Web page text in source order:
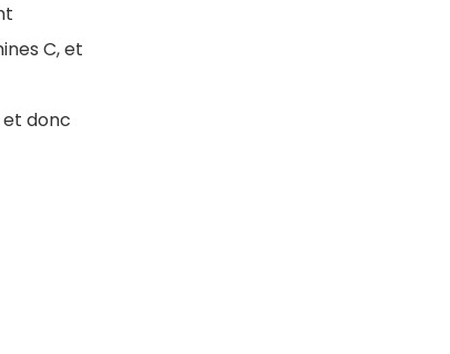
C, et
et donc